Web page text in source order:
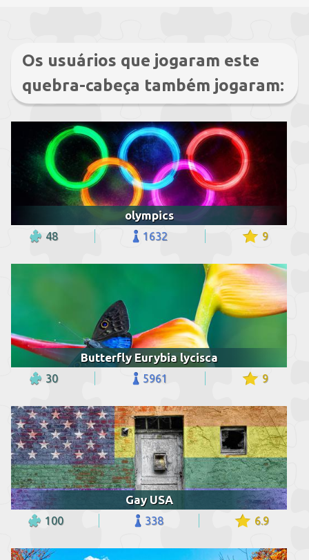
Os usuários que jogaram este
quebra-cabeça também jogaram:
olympics
48 1632 9
Butterfly Eurybia lycisca
30 5961 9
Gay USA
100 338 6.9